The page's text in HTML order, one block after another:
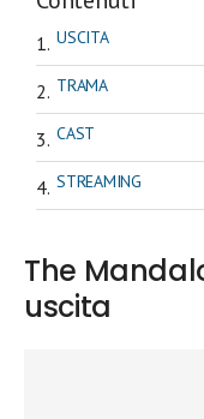
USCITA
TRAMA
CAST
STREAMING
The
uscita